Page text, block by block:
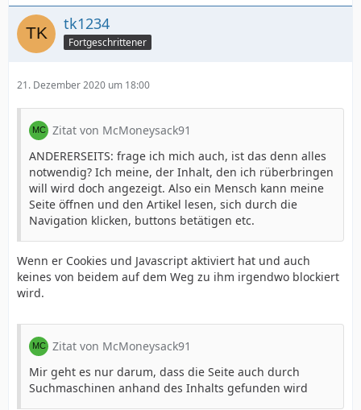
tk1234
Fortgeschrittener
21. Dezember 2020 um 18:00
Zitat von McMoneysack91
ANDERERSEITS: frage ich mich auch, ist das denn alles
notwendig? Ich meine, der Inhalt, den ich rüberbringen
will wird doch angezeigt. Also ein Mensch kann meine
Seite öffnen und den Artikel lesen, sich durch die
Navigation klicken, buttons betätigen etc.
Wenn er Cookies und Javascript aktiviert hat und auch
keines von beidem auf dem Weg zu ihm irgendwo blockiert
wird.
Zitat von McMoneysack91
Mir geht es nur darum, dass die Seite auch durch
Suchmaschinen anhand des Inhalts gefunden wird